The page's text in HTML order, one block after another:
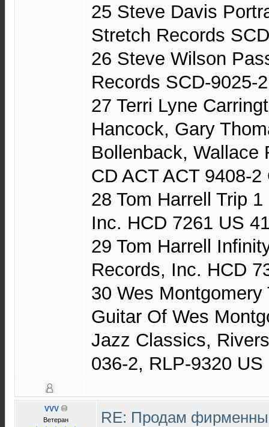
25 Steve Davis
Stretch Records
26 Steve Wilson
Records SCD-9025-
27 Terri Lyne
Hancock, Gary
Bollenback, Wallace
CD ACT ACT 9408-
28 Tom Harrell Trip
Inc. HCD 7261 US
29 Tom Harrell
Records, Inc. HCD
30 Wes
Guitar Of Wes
Jazz Classics,
036-2, RLP-9320 US
VVV
Ветеран
RE: Продам